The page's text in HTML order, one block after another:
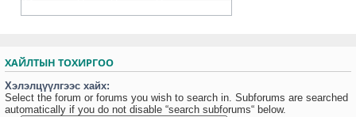
ХАЙЛТЫН ТОХИРГОО
Хэлэлцүүлгээс хайх:
Select the forum or forums you wish to search in. Subforums are searched
automatically if you do not disable “search subforums“ below.